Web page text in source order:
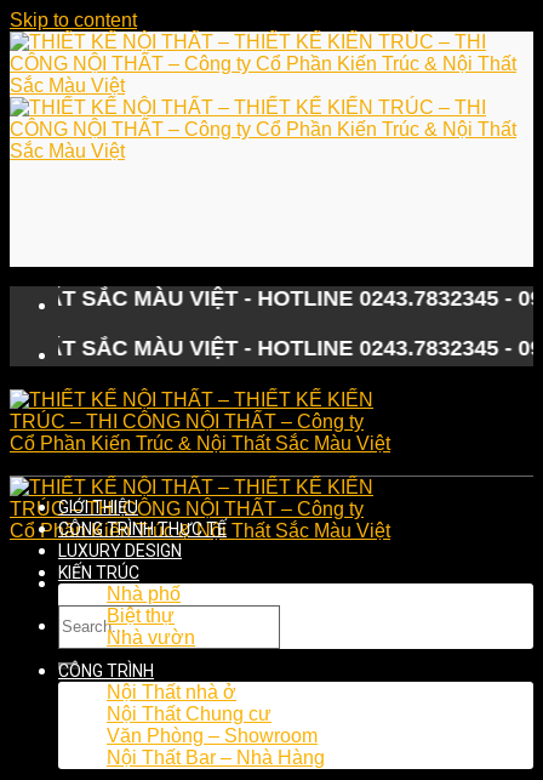
Skip to content
SẮC MÀU VIỆT - HOTLINE 0243.7832345 -
SẮC MÀU VIỆT - HOTLINE 0243.7832345 -
GIỚI THIỆU
CÔNG TRÌNH THỰC TẾ
LUXURY DESIGN
KIẾN TRÚC
Nhà phố
Biệt thự
Nhà vườn
CÔNG TRÌNH
Nội Thất nhà ở
Nội Thất Chung cư
Văn Phòng – Showroom
Nội Thất Bar – Nhà Hàng